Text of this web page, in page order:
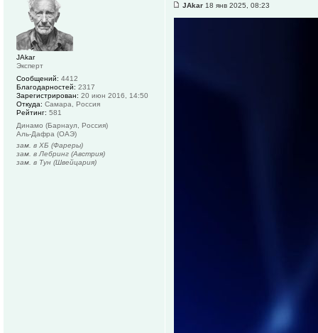
JAkar 18 янв 2025, 08:23
JAkar
Эксперт
Сообщений: 4412
Благодарностей: 2317
Зарегистрирован: 20 июн 2016, 14:50
Откуда: Самара, Россия
Рейтинг: 581
Динамо (Барнаул, Россия)
Аль-Дафра (ОАЭ)
зам. в ХБ (Фареры)
зам. в Лебринг (Австрия)
зам. в Тун (Швейцария)